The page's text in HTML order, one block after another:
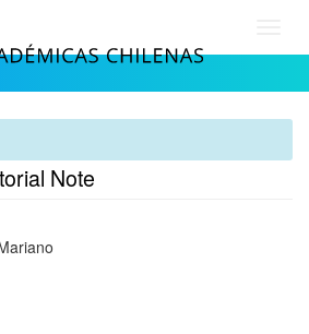
Note